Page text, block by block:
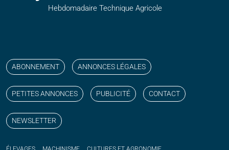
Hebdomadaire Technique Agricole
ABONNEMENT ANNONCES LÉGALES
PETITES ANNONCES PUBLICITÉ CONTACT
NEWSLETTER